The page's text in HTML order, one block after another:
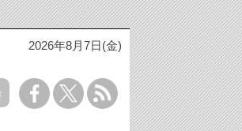
2026年8月7日(金)